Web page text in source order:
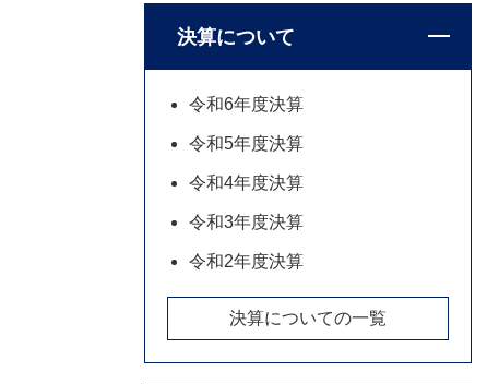
決算について
令和6年度決算
令和5年度決算
令和4年度決算
令和3年度決算
令和2年度決算
決算についての一覧